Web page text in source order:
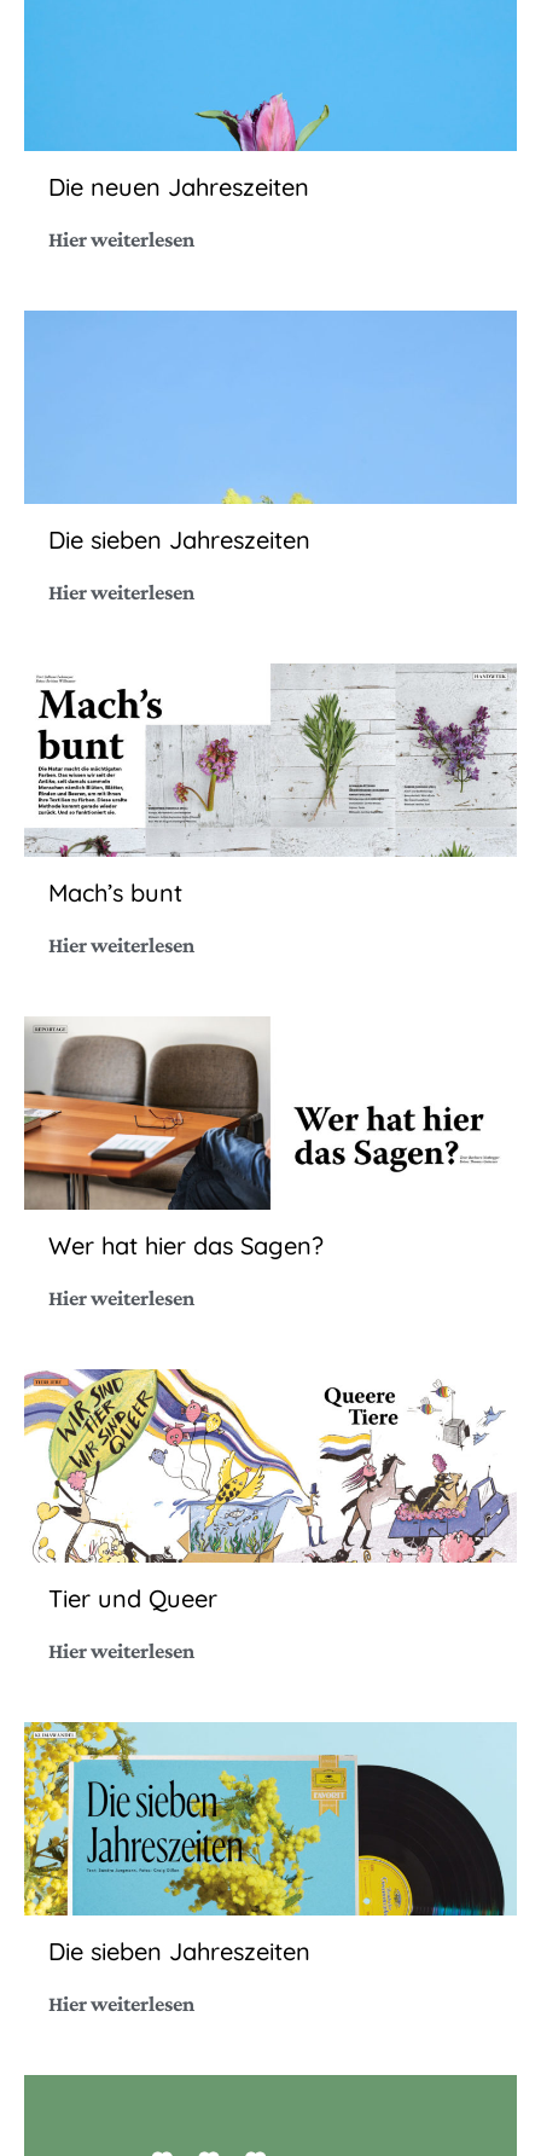
Die neuen Jahreszeiten
Hier weiterlesen
Die sieben Jahreszeiten
Hier weiterlesen
Mach’s bunt
Hier weiterlesen
Wer hat hier das Sagen?
Hier weiterlesen
Tier und Queer
Hier weiterlesen
Die sieben Jahreszeiten
Hier weiterlesen